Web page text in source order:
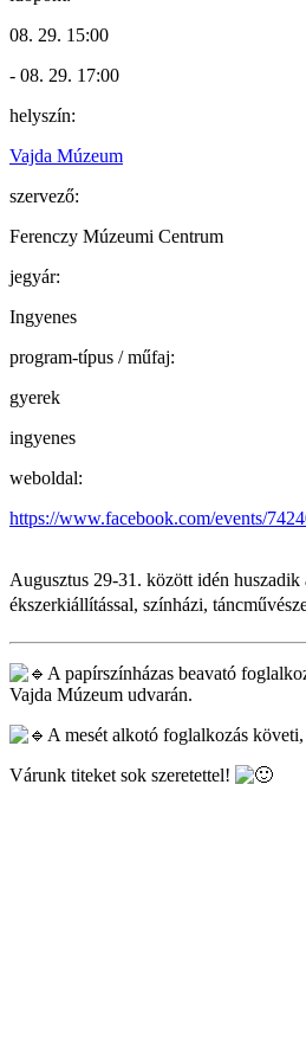
08. 29. 15:00
- 08. 29. 17:00
helyszín:
Vajda Múzeum
szervező:
Ferenczy Múzeumi Centrum
jegyár:
Ingyenes
program-típus / műfaj:
gyerek
ingyenes
weboldal:
https://www.facebook.com/events/
Augusztus 29-31. között idén
ékszerkiállítással, színházi,
A papírszínházas beavató
Vajda Múzeum udvarán.
A mesét alkotó foglalkozás
Várunk titeket sok szeretettel!